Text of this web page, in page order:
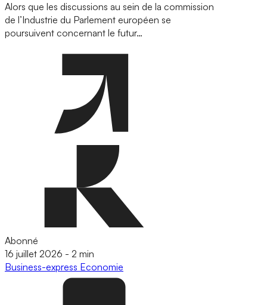
Alors que les discussions au sein de la commission
de l’Industrie du Parlement européen se
poursuivent concernant le futur…
Abonné
16 juillet 2026 - 2 min
Business-express Economie